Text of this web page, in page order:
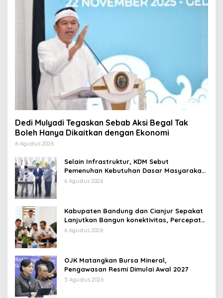
Dedi Mulyadi Tegaskan Sebab Aksi Begal Tak
Boleh Hanya Dikaitkan dengan Ekonomi
6 Agustus 2026
Selain Infrastruktur, KDM Sebut
Pemenuhan Kebutuhan Dasar Masyarakat
Jadi Fokus APBD Jabar 2027
6 Agustus 2026
Kabupaten Bandung dan Cianjur Sepakat
Lanjutkan Bangun konektivitas, Percepat
Pertumbuhan Ekonomi Daerah
6 Agustus 2026
OJK Matangkan Bursa Mineral,
Pengawasan Resmi Dimulai Awal 2027
5 Agustus 2026